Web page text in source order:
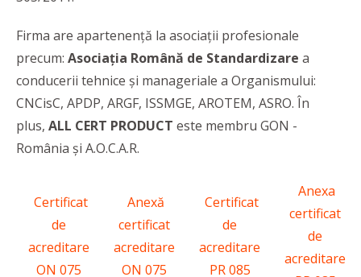
Firma are apartenență la asociații profesionale
precum: Asociația Română de Standardizare a
conducerii tehnice și manageriale a Organismului:
CNCisC, APDP, ARGF, ISSMGE, AROTEM, ASRO. În
plus, ALL CERT PRODUCT este membru GON -
România și A.O.C.A.R.
Certificat
de
acreditare
ON 075
Anexă
certificat
acreditare
ON 075
Certificat
de
acreditare
PR 085
Anexa
certificat
de
acreditare